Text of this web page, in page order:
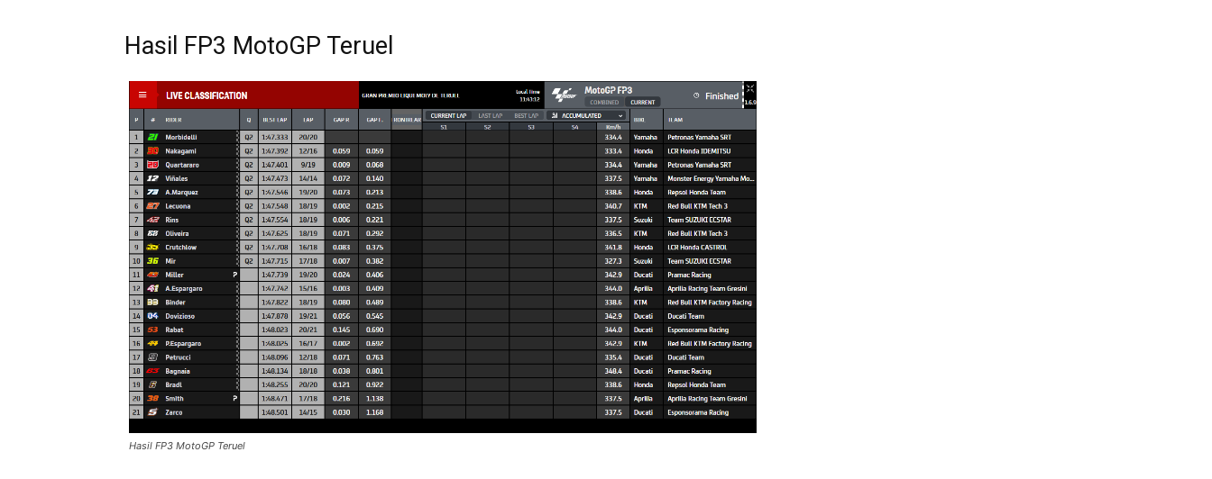
Hasil FP3 MotoGP Teruel
Hasil FP3 MotoGP Teruel